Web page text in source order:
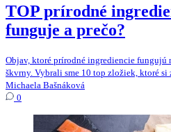
TOP prírodné
funguje a prečo?
Objav, ktoré prírodné ingrediencie fungujú
škvrny. Vybrali sme 10 top zložiek, ktoré
Michaela Bašnáková
0